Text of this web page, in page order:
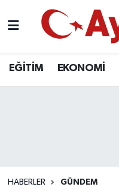
EĞİTİM EKONOMİ
HABERLER GÜNDEM